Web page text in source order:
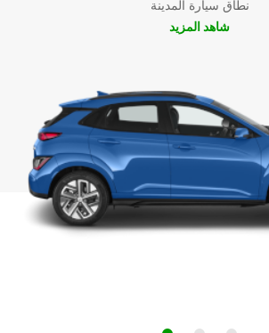
نطاق سيارة المدينة
شاهد المزيد